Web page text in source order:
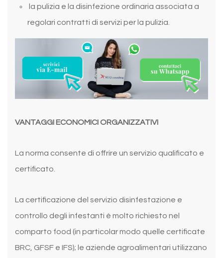
la pulizia e la disinfezione ordinaria associata a
regolari contratti di servizi per la pulizia.
VANTAGGI ECONOMICI ORGANIZZATIVI
La norma consente di offrire un servizio qualificato e
certificato.
La certificazione del servizio disinfestazione e
controllo degli infestanti è molto richiesto nel
comparto food (in particolar modo quelle certificate
BRC, GFSF e IFS); le aziende agroalimentari utilizzano